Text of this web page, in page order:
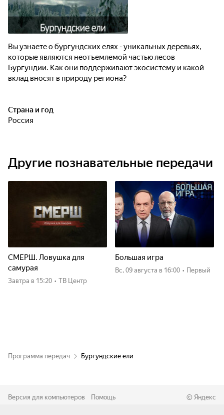
Вы узнаете о бургундских елях - уникальных деревьях,
которые являются неотъемлемой частью лесов
Бургундии. Как они поддерживают экосистему и какой
вклад вносят в природу региона?
Страна и год
Россия
Другие познавательные передачи
СМЕРШ. Ловушка для
самурая
Завтра в 15:20 • ТВ Центр
Большая игра
вс, 09 августа в 16:00 • Первый
Программа передач Бургундские ели
Версия для компьютеров Помощь © Яндекс